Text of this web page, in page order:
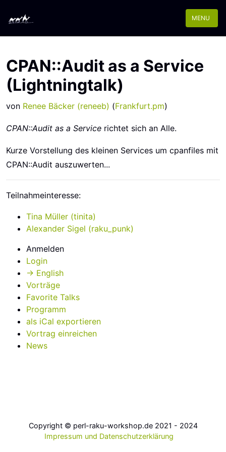
MENU
CPAN::Audit as a Service
(Lightningtalk)
von Renee Bäcker (‎reneeb‎) (Frankfurt.pm)
CPAN::Audit as a Service richtet sich an Alle.
Kurze Vorstellung des kleinen Services um cpanfiles mit
CPAN::Audit auszuwerten...
Teilnahmeinteresse:
Tina Müller (‎tinita‎)
Alexander Sigel (‎raku_punk‎)
Anmelden
Login
→ English
Vorträge
Favorite Talks
Programm
als iCal exportieren
Vortrag einreichen
News
Copyright © perl-raku-workshop.de 2021 - 2024
Impressum und Datenschutzerklärung